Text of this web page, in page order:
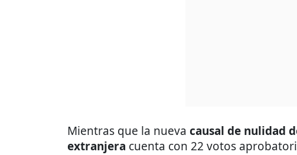
Mientras que la nueva causal de nulidad
extranjera cuenta con 22 votos